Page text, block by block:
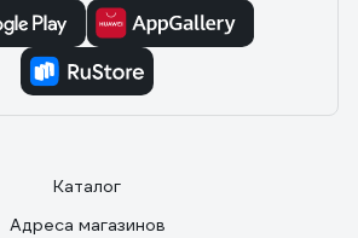
Каталог
Адреса магазинов